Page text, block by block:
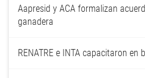
Aapresid y ACA formalizan
ganadera
RENATRE e INTA capacitaron en